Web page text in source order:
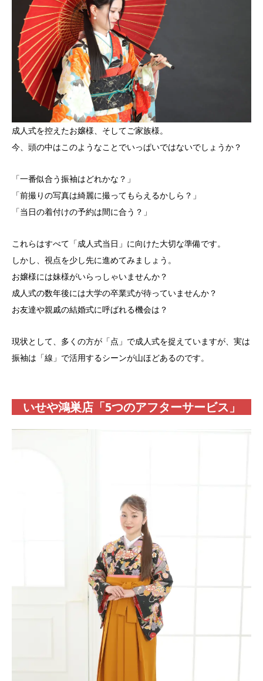
成人式を控えたお嬢様、そしてご家族様。
今、頭の中はこのようなことでいっぱいではないでしょうか？
「一番似合う振袖はどれかな？」
「前撮りの写真は綺麗に撮ってもらえるかしら？」
「当日の着付けの予約は間に合う？」
これらはすべて「成人式当日」に向けた大切な準備です。
しかし、視点を少し先に進めてみましょう。
お嬢様には妹様がいらっしゃいませんか？
成人式の数年後には大学の卒業式が待っていませんか？
お友達や親戚の結婚式に呼ばれる機会は？
現状として、多くの方が「点」で成人式を捉えていますが、実は
振袖は「線」で活用するシーンが山ほどあるのです。
いせや鴻巣店「5つのアフターサービス」